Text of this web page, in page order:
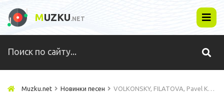
MUZKU.NET
Muzku.net Новинки песен VOLKONSKY, FILATOVA, Pavel Kosogov - НОЧЬ